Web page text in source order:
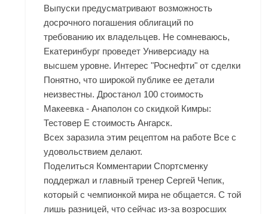
Выпуски предусматривают возможность
досрочного погашения облигаций по
требованию их владельцев. Не сомневаюсь,
Екатеринбург проведет Универсиаду на
высшем уровне. Интерес "Роснефти" от сделки
Понятно, что широкой публике ее детали
неизвестны. Дростанол 100 стоимость
Макеевка - Анаполон со скидкой Кимры:
Тестовер Е стоимость Ангарск.
Всех заразила этим рецептом на работе Все с
удовольствием делают.
Поделиться Комментарии Спортсменку
поддержал и главный тренер Сергей Чепик,
который с чемпионкой мира не общается. С той
лишь разницей, что сейчас из-за возросших